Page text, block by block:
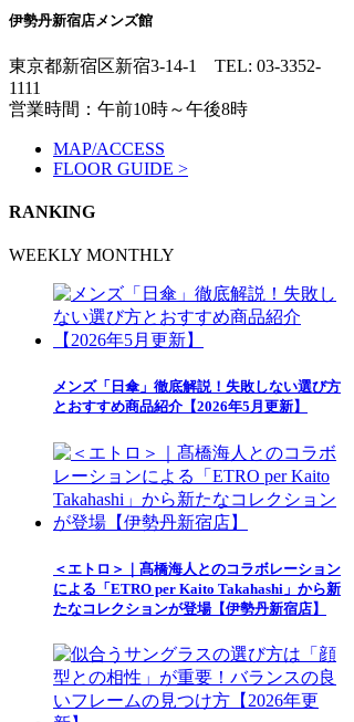
伊勢丹新宿店メンズ館
東京都新宿区新宿3-14-1 TEL: 03-3352-
1111
営業時間：午前10時～午後8時
MAP/ACCESS
FLOOR GUIDE >
RANKING
WEEKLY MONTHLY
メンズ「日傘」徹底解説！失敗しない選び方
とおすすめ商品紹介【2026年5月更新】
＜エトロ＞｜髙橋海人とのコラボレーション
による「ETRO per Kaito Takahashi」から新
たなコレクションが登場【伊勢丹新宿店】